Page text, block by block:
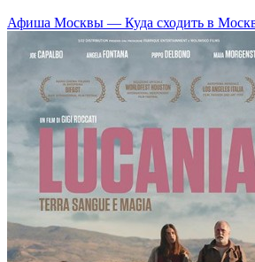
Афиша Москвы — Куда сходить в